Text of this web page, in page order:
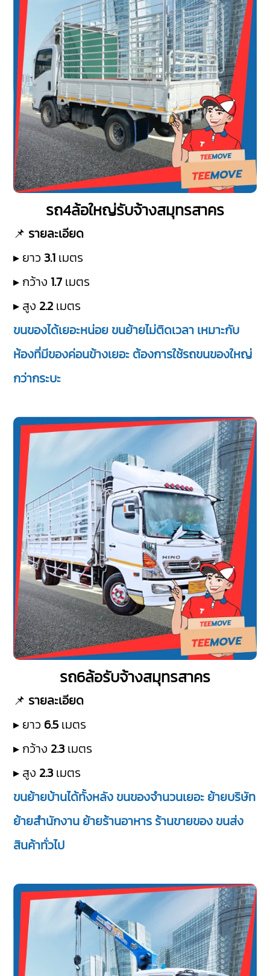
รถ4ล้อใหญ่รับจ้างสมุทรสาคร
📌 รายละเอียด
▸ ยาว 3.1 เมตร
▸ กว้าง 1.7 เมตร
▸ สูง 2.2 เมตร
ขนของได้เยอะหน่อย ขนย้ายไม่ติดเวลา เหมาะกับ
ห้องที่มีของค่อนข้างเยอะ ต้องการใช้รถขนของใหญ่
กว่ากระบะ
รถ6ล้อรับจ้างสมุทรสาคร
📌 รายละเอียด
▸ ยาว 6.5 เมตร
▸ กว้าง 2.3 เมตร
▸ สูง 2.3 เมตร
ขนย้ายบ้านได้ทั้งหลัง ขนของจำนวนเยอะ ย้ายบริษัท
ย้ายสำนักงาน ย้ายร้านอาหาร ร้านขายของ ขนส่ง
สินค้าทั่วไป